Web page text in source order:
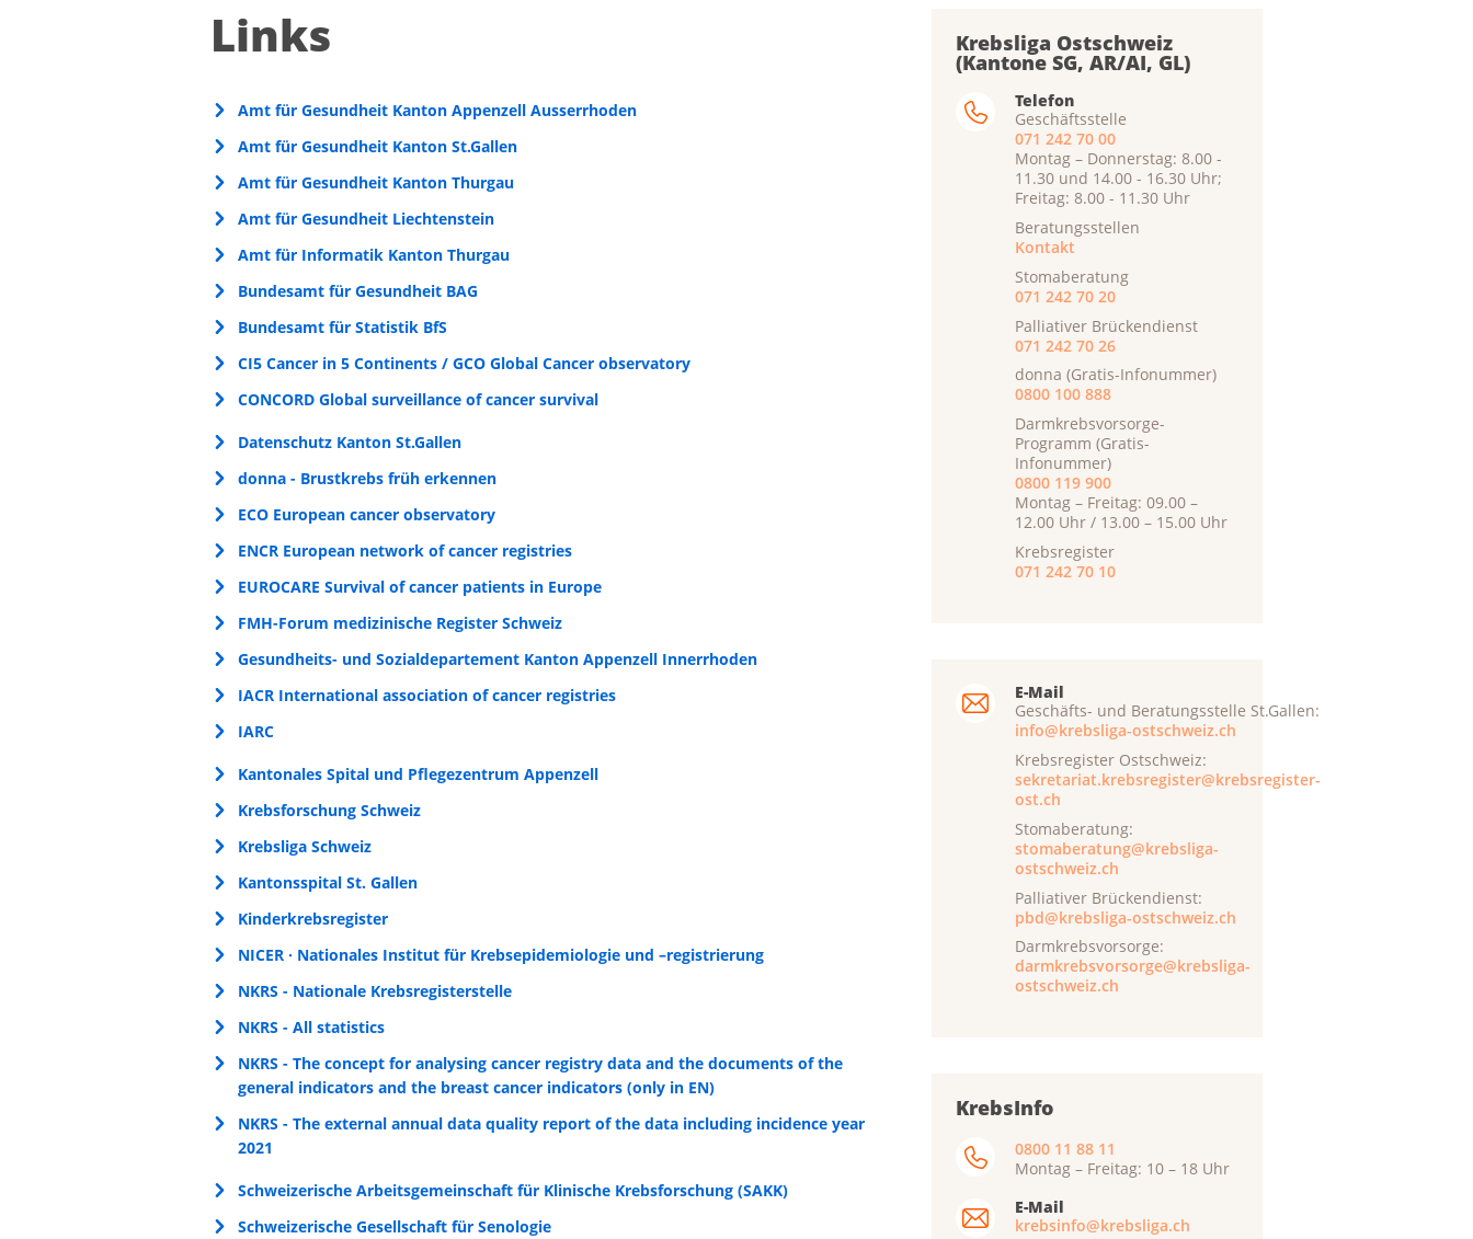
Links
Amt für Gesundheit Kanton Appenzell Ausserrhoden
Amt für Gesundheit Kanton St.Gallen
Amt für Gesundheit Kanton Thurgau
Amt für Gesundheit Liechtenstein
Amt für Informatik Kanton Thurgau
Bundesamt für Gesundheit BAG
Bundesamt für Statistik BfS
CI5 Cancer in 5 Continents / GCO Global Cancer observatory
CONCORD Global surveillance of cancer survival
Datenschutz Kanton St.Gallen
donna - Brustkrebs früh erkennen
ECO European cancer observatory
ENCR European network of cancer registries
EUROCARE Survival of cancer patients in Europe
FMH-Forum medizinische Register Schweiz
Gesundheits- und Sozialdepartement Kanton Appenzell Innerrhoden
IACR International association of cancer registries
IARC
Kantonales Spital und Pflegezentrum Appenzell
Krebsforschung Schweiz
Krebsliga Schweiz
Kantonsspital St. Gallen
Kinderkrebsregister
NICER · Nationales Institut für Krebsepidemiologie und –registrierung
NKRS - Nationale Krebsregisterstelle
NKRS - All statistics
NKRS - The concept for analysing cancer registry data and the documents of the
general indicators and the breast cancer indicators (only in EN)
NKRS - The external annual data quality report of the data including incidence year
2021
Schweizerische Arbeitsgemeinschaft für Klinische Krebsforschung (SAKK)
Schweizerische Gesellschaft für Senologie
Krebsliga Ostschweiz
(Kantone SG, AR/AI, GL)
Telefon
Geschäftsstelle
071 242 70 00
Montag – Donnerstag: 8.00 -
11.30 und 14.00 - 16.30 Uhr;
Freitag: 8.00 - 11.30 Uhr
Beratungsstellen
Kontakt
Stomaberatung
071 242 70 20
Palliativer Brückendienst
071 242 70 26
donna (Gratis-Infonummer)
0800 100 888
Darmkrebsvorsorge-
Programm (Gratis-
Infonummer)
0800 119 900
Montag – Freitag: 09.00 –
12.00 Uhr / 13.00 – 15.00 Uhr
Krebsregister
071 242 70 10
E-Mail
Geschäfts- und Beratungsstelle St.Gallen:
info@krebsliga-ostschweiz.ch
Krebsregister Ostschweiz:
sekretariat.krebsregister@krebsregister-
ost.ch
Stomaberatung:
stomaberatung@krebsliga-
ostschweiz.ch
Palliativer Brückendienst:
pbd@krebsliga-ostschweiz.ch
Darmkrebsvorsorge:
darmkrebsvorsorge@krebsliga-
ostschweiz.ch
KrebsInfo
0800 11 88 11
Montag – Freitag: 10 – 18 Uhr
E-Mail
krebsinfo@krebsliga.ch